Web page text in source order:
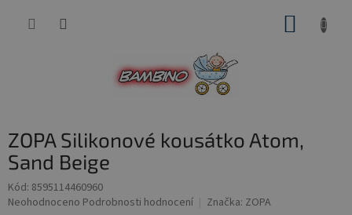
ZOPA Silikonové kousátko Atom,
Sand Beige
Kód: 8595114460960
Průměrné
Neohodnoceno Podrobnosti hodnocení Značka: ZOPA